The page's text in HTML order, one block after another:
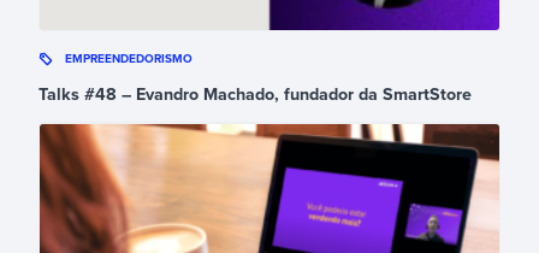
EMPREENDEDORISMO
Talks #48 – Evandro Machado, fundador da SmartStore